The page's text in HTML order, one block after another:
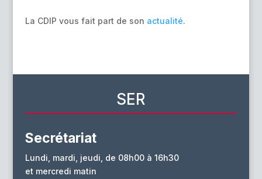
La CDIP vous fait part de son actualité.
SER
Secrétariat
Lundi, mardi, jeudi, de 08h00 à 16h30
et mercredi matin